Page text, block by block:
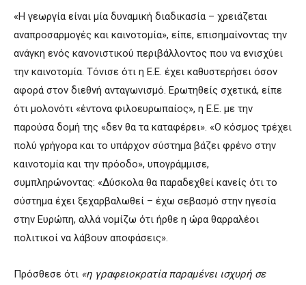
«Η γεωργία είναι μία δυναμική διαδικασία – χρειάζεται
αναπροσαρμογές και καινοτομία», είπε, επισημαίνοντας την
ανάγκη ενός κανονιστικού περιβάλλοντος που να ενισχύει
την καινοτομία. Τόνισε ότι η Ε.Ε. έχει καθυστερήσει όσον
αφορά στον διεθνή ανταγωνισμό. Ερωτηθείς σχετικά, είπε
ότι μολονότι «έντονα φιλοευρωπαίος», η Ε.Ε. με την
παρούσα δομή της «δεν θα τα καταφέρει». «Ο κόσμος τρέχει
πολύ γρήγορα και το υπάρχον σύστημα βάζει φρένο στην
καινοτομία και την πρόοδο», υπογράμμισε,
συμπληρώνοντας: «Δύσκολα θα παραδεχθεί κανείς ότι το
σύστημα έχει ξεχαρβαλωθεί – έχω σεβασμό στην ηγεσία
στην Ευρώπη, αλλά νομίζω ότι ήρθε η ώρα θαρραλέοι
πολιτικοί να λάβουν αποφάσεις».
Πρόσθεσε ότι «η γραφειοκρατία παραμένει ισχυρή σε